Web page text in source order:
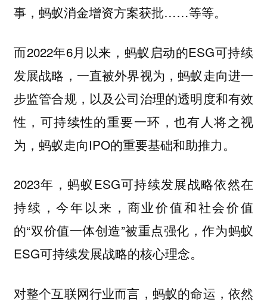
事，蚂蚁消金增资方案获批……等等。
而2022年6月以来，蚂蚁启动的ESG可持续
发展战略，一直被外界视为，蚂蚁走向进一
步监管合规，以及公司治理的透明度和有效
性，可持续性的重要一环，也有人将之视
为，蚂蚁走向IPO的重要基础和助推力。
2023年，蚂蚁ESG可持续发展战略依然在
持续，今年以来，商业价值和社会价值
的“双价值一体创造”被重点强化，作为蚂蚁
ESG可持续发展战略的核心理念。
对整个互联网行业而言，蚂蚁的命运，依然